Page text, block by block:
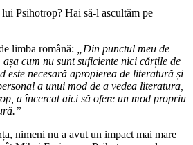
Psihotrop? Hai să-l ascultăm pe
limba română:
„Din punctul meu de
așa cum nu sunt suficiente nici cărțile de
necesară apropierea de literatură și
a unui mod de a vedea literatura,
a încercat aici să ofere un mod propriu
nimeni nu a avut un impact mai mare